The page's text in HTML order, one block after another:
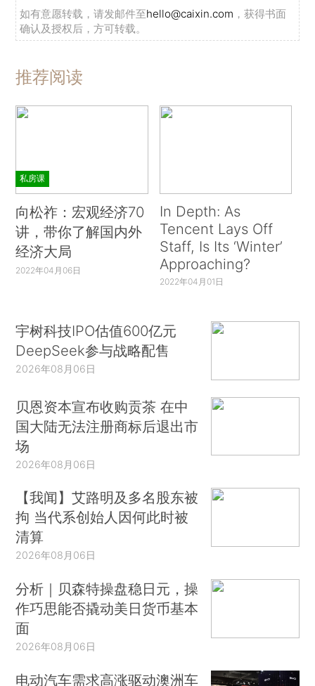
如有意愿转载，请发邮件至hello@caixin.com ，获得书面
确认及授权后，方可转载。
推荐阅读
私房课
向松祚：宏观经济70
讲，带你了解国内外
经济大局
2022年04月06日
In Depth: As
Tencent Lays Off
Staff, Is Its ‘Winter’
Approaching?
2022年04月01日
宇树科技IPO估值600亿元
DeepSeek参与战略配售
2026年08月06日
贝恩资本宣布收购贡茶 在中
国大陆无法注册商标后退出市
场
2026年08月06日
【我闻】艾路明及多名股东被
拘 当代系创始人因何此时被
清算
2026年08月06日
分析｜贝森特操盘稳日元，操
作巧思能否撬动美日货币基本
面
2026年08月06日
电动汽车需求高涨驱动澳洲车